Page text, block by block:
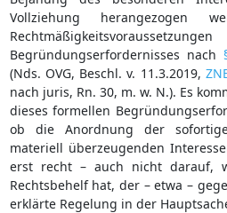
Vollziehung herangezogen
Begründungserfordernisses nach
(Nds. OVG, Beschl. v. 11.3.2019,
nach juris, Rn. 30, m. w. N.). Es
dieses formellen
ob die Anordnung der
materiell überzeugenden
erst recht – auch nicht darauf,
Rechtsbehelf hat, der – etwa –
erklärte Regelung in der